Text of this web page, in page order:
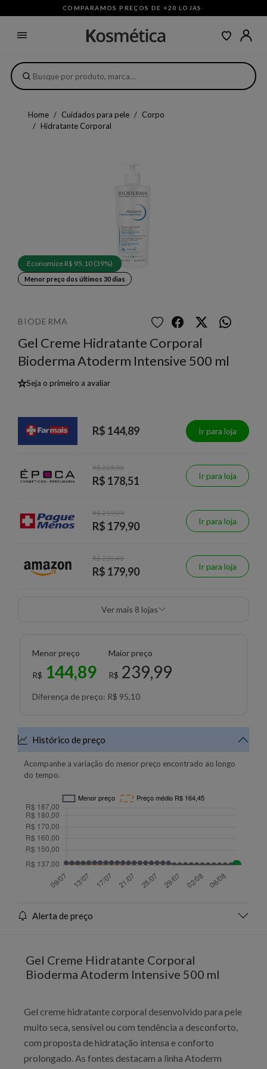
COMPARAMOS PREÇOS DE +20 LOJAS ·
Home Cuidados para pele
Corpo
Hidratante Corporal
Economize R$ 95,10 (39%)
Menor preço dos últimos 30 dias
BIODERMA
Gel Creme Hidratante Corporal
Bioderma Atoderm Intensive 500 ml
★Seja o primeiro a avaliar
R$ 144,89 Ir para loja
R$ 225,50
R$ 178,51 Ir para loja
R$ 219,99
R$ 179,90 Ir para loja
R$ 220,40
R$ 179,90 Ir para loja
Ver mais 8 lojas
Menor preço
R$ 144,89
Maior preço
R$ 239,99
Diferença de preço: R$ 95,10
Histórico de preço
Acompanhe a variação do menor preço encontrado ao longo
do tempo.
Alerta de preço
Gel Creme Hidratante Corporal
Bioderma Atoderm Intensive 500 ml
Gel creme hidratante corporal desenvolvido para pele
muito seca, sensível ou com tendência a desconforto,
com proposta de hidratação intensa e conforto
prolongado. As fontes destacam a linha Atoderm